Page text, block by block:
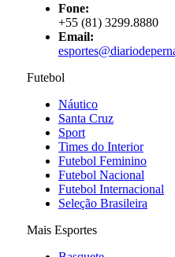
Fone:
+55 (81) 3299.8880
Email:
Futebol
Náutico
Santa Cruz
Sport
Times do Interior
Futebol Feminino
Futebol Nacional
Futebol Internacional
Seleção Brasileira
Mais Esportes